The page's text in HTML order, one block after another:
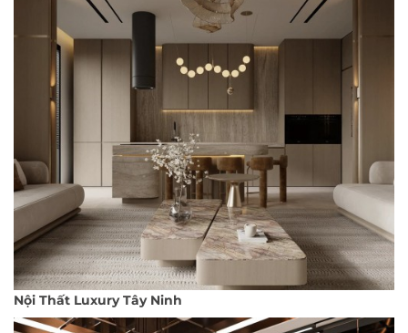
Nội Thất Luxury Tây Ninh